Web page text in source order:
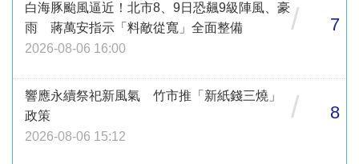
白海豚颱風逼近！北市8、9日恐飆9級陣風、豪
雨 蔣萬安指示「料敵從寬」全面整備
2026-08-06 16:00
/ 7
響應永續祭祀新風氣 竹市推「新紙錢三燒」
政策
2026-08-06 15:12
/ 8